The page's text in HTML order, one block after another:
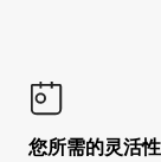
您所需的灵活性